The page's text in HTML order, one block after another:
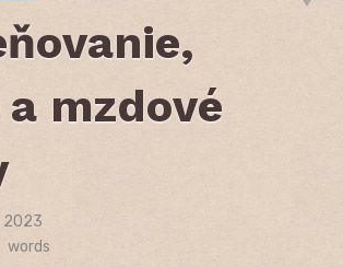
mzdové
2023
words